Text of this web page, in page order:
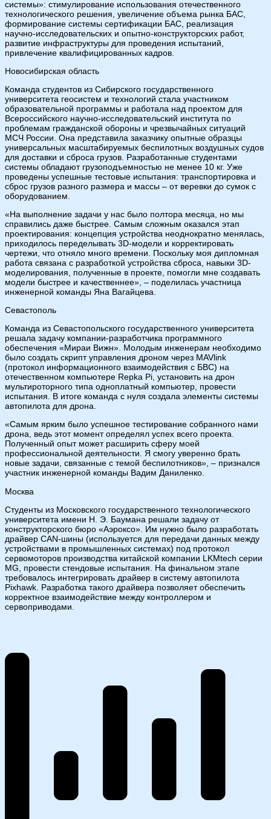
системы»: стимулирование использования отечественного
технологического решения, увеличение объема рынка БАС,
формирование системы сертификации БАС, реализация
научно-исследовательских и опытно-конструкторских работ,
развитие инфраструктуры для проведения испытаний,
привлечение квалифицированных кадров.
Новосибирская область
Команда студентов из Сибирского государственного
университета геосистем и технологий стала участником
образовательной программы и работала над проектом для
Всероссийского научно-исследовательский института по
проблемам гражданской обороны и чрезвычайных ситуаций
МСЧ России. Она представила заказчику опытные образцы
универсальных масштабируемых беспилотных воздушных судов
для доставки и сброса грузов. Разработанные студентами
системы обладают грузоподъемностью не менее 10 кг. Уже
проведены успешные тестовые испытания: транспортировка и
сброс грузов разного размера и массы – от веревки до сумок с
оборудованием.
«На выполнение задачи у нас было полтора месяца, но мы
справились даже быстрее. Самым сложным оказался этап
проектирования: концепция устройства неоднократно менялась,
приходилось переделывать 3D-модели и корректировать
чертежи, что отняло много времени. Поскольку моя дипломная
работа связана с разработкой устройства сброса, навыки 3D-
моделирования, полученные в проекте, помогли мне создавать
модели быстрее и качественнее», – поделилась участница
инженерной команды Яна Вагайцева.
Севастополь
Команда из Севастопольского государственного университета
решала задачу компании-разработчика программного
обеспечения «Мираи Вижн». Молодым инженерам необходимо
было создать скрипт управления дроном через MAVlink
(протокол информационного взаимодействия с БВС) на
отечественном компьютере Repka Pi, установить на дрон
мультироторного типа одноплатный компьютер, провести
испытания. В итоге команда с нуля создала элементы системы
автопилота для дрона.
«Самым ярким было успешное тестирование собранного нами
дрона, ведь этот момент определял успех всего проекта.
Полученный опыт может расширить сферу моей
профессиональной деятельности. Я смогу уверенно брать
новые задачи, связанные с темой беспилотников», – признался
участник инженерной команды Вадим Даниленко.
Москва
Студенты из Московского государственного технологического
университета имени Н. Э. Баумана решали задачу от
конструкторского бюро «Аэроксо». Им нужно было разработать
драйвер CAN-шины (используется для передачи данных между
устройствами в промышленных системах) под протокол
сервомоторов производства китайской компании LKMtech серии
MG, провести стендовые испытания. На финальном этапе
требовалось интегрировать драйвер в систему автопилота
Pixhawk. Разработка такого драйвера позволяет обеспечить
корректное взаимодействие между контроллером и
сервоприводами.